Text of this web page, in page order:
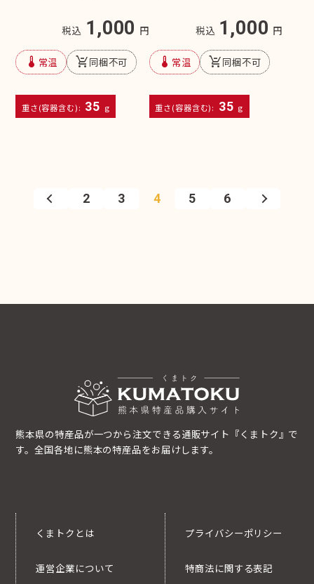
税込 1,000 円
device_thermostat 常温 remove_shopping_cart同梱不可
重さ(容器含む): 35 g
税込 1,000 円
device_thermostat 常温 remove_shopping_cart同梱不可
重さ(容器含む): 35 g
2 3 4 5 6
熊本県の特産品が一つから注文できる通販サイト『くまトク』で
す。全国各地に熊本の特産品をお届けします。
くまトクとは
運営企業について
プライバシーポリシー
特商法に関する表記